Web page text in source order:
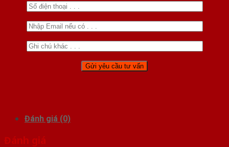
Đánh giá (0)
Đánh giá